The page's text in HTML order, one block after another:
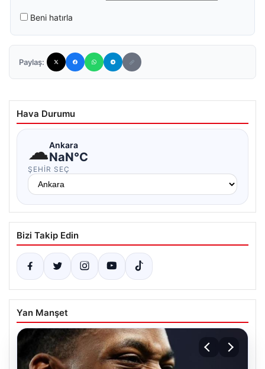
Beni hatırla
Paylaş:
Hava Durumu
☁Ankara
NaN°C
ŞEHIR SEÇ
Bizi Takip Edin
Yan Manşet